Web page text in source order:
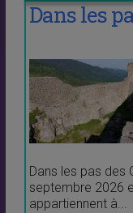
Dans les
Dans les pas des
septembre 2026
appartiennent à...